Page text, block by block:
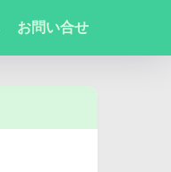
お問い合せ